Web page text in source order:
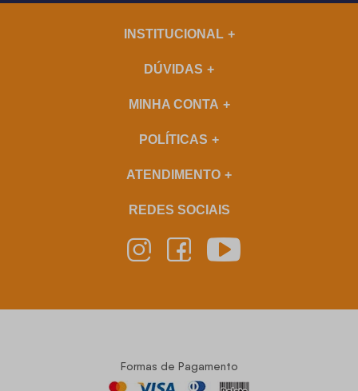
INSTITUCIONAL
DÚVIDAS
MINHA CONTA
POLÍTICAS
ATENDIMENTO
REDES SOCIAIS
Formas de Pagamento